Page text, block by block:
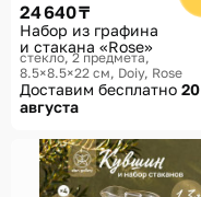
24 640 ₸
Набор из графина
и стакана «Rose»
стекло, 2 предмета,
8.5×8.5×22 см Doiy, Rose
Доставим бесплатно 20
августа